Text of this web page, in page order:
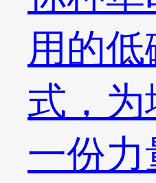
用的
式，为
一份力